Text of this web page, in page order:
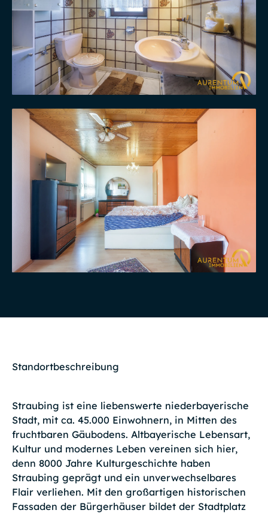
Standortbeschreibung
Straubing ist eine liebenswerte niederbayerische
Stadt, mit ca. 45.000 Einwohnern, in Mitten des
fruchtbaren Gäubodens. Altbayerische Lebensart,
Kultur und modernes Leben vereinen sich hier,
denn 8000 Jahre Kulturgeschichte haben
Straubing geprägt und ein unverwechselbares
Flair verliehen. Mit den großartigen historischen
Fassaden der Bürgerhäuser bildet der Stadtplatz